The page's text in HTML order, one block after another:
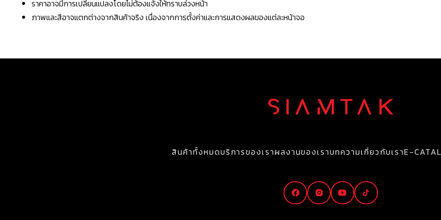
ราคาอาจมีการเปลี่ยนแปลงโดยไม่ต้องแจ้งให้ทราบล่วงหน้า
ภาพและสีอาจแตกต่างจากสินค้าจริง เนื่องจากการตั้งค่าและการแสดงผลของแต่ละหน้าจอ
สินค้าทั้งหมดบริการของเราผลงานของเราบทความเกี่ยวกับเราE-